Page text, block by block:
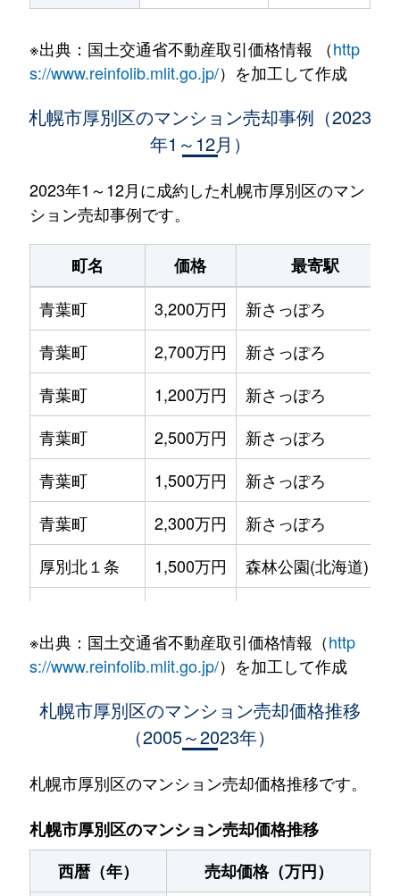
※出典：国土交通省不動産取引価格情報 （http
s://www.reinfolib.mlit.go.jp/）を加工して作成
札幌市厚別区のマンション売却事例（2023
年1～12月）
2023年1～12月に成約した札幌市厚別区のマン
ション売却事例です。
町名 価格
最寄駅
青葉町
3,200万円
新さっぽろ
青葉町
2,700万円
新さっぽろ
青葉町
1,200万円
新さっぽろ
青葉町
2,500万円
新さっぽろ
青葉町
1,500万円
新さっぽろ
青葉町
2,300万円
新さっぽろ
厚別北１条
1,500万円
森林公園(北海道)
厚別北３条
3,200万円
森林公園(北海道)
2,500万円
森林公園(北海道)
厚別中央１条
2,900万円
さっぽろ(札幌市営)
厚別中央１条
2,800万円
さっぽろ(札幌市営)
厚別中央１条
4,800万円
新さっぽろ
※出典：国土交通省不動産取引価格情報（http
s://www.reinfolib.mlit.go.jp/）を加工して作成
札幌市厚別区のマンション売却価格推移
（2005～2023年）
札幌市厚別区のマンション売却価格推移です。
札幌市厚別区のマンション売却価格推移
西暦（年）
売却価格（万円）